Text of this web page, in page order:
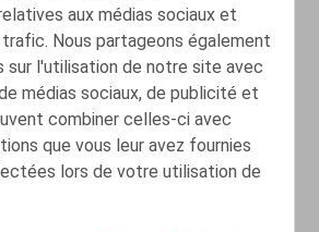
aux médias sociaux et
Nous partageons également
sur l'utilisation de notre site avec
médias sociaux, de publicité et
combiner celles-ci avec
que vous leur avez fournies
lors de votre utilisation de
06/10/2025